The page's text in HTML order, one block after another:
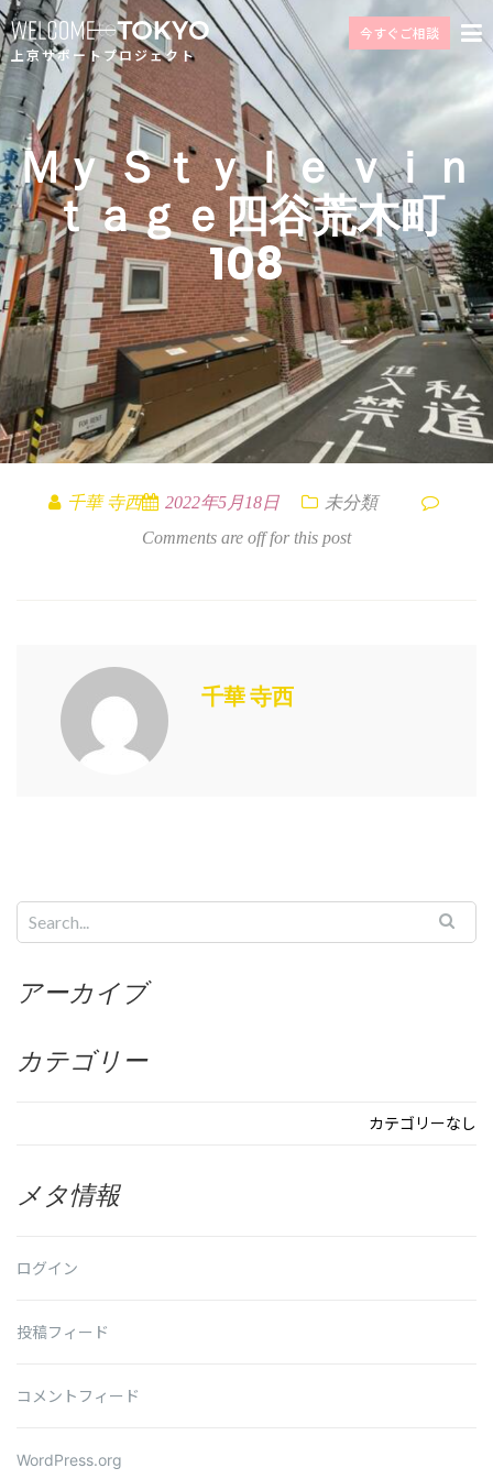
上京サポートプロジェクト
今すぐご相談
Ｍｙ Ｓｔｙｌｅ ｖｉｎ
ｔａｇｅ四⾕荒⽊町
108
千華 寺西 2022年5月18日
未分類
Comments are off for this post
千華 寺西
アーカイブ
カテゴリー
カテゴリーなし
メタ情報
ログイン
投稿フィード
コメントフィード
WordPress.org